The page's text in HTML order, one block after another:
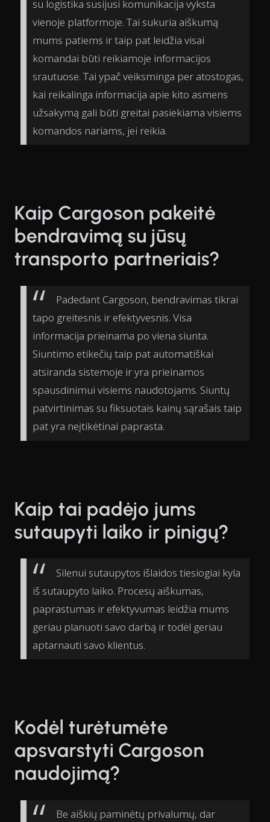
su logistika susijusi komunikacija vyksta
vienoje platformoje. Tai sukuria aiškumą
mums patiems ir taip pat leidžia visai
komandai būti reikiamoje informacijos
srautuose. Tai ypač veiksminga per atostogas,
kai reikalinga informacija apie kito asmens
užsakymą gali būti greitai pasiekiama visiems
komandos nariams, jei reikia.
Kaip Cargoson pakeitė
bendravimą su jūsų
transporto partneriais?
Padedant Cargoson, bendravimas tikrai
tapo greitesnis ir efektyvesnis. Visa
informacija prieinama po viena siunta.
Siuntimo etikečių taip pat automatiškai
atsiranda sistemoje ir yra prieinamos
spausdinimui visiems naudotojams. Siuntų
patvirtinimas su fiksuotais kainų sąrašais taip
pat yra neįtikėtinai paprasta.
Kaip tai padėjo jums
sutaupyti laiko ir pinigų?
Silenui sutaupytos išlaidos tiesiogiai kyla
iš sutaupyto laiko. Procesų aiškumas,
paprastumas ir efektyvumas leidžia mums
geriau planuoti savo darbą ir todėl geriau
aptarnauti savo klientus.
Kodėl turėtumėte
apsvarstyti Cargoson
naudojimą?
Be aiškių paminėtų privalumų, dar